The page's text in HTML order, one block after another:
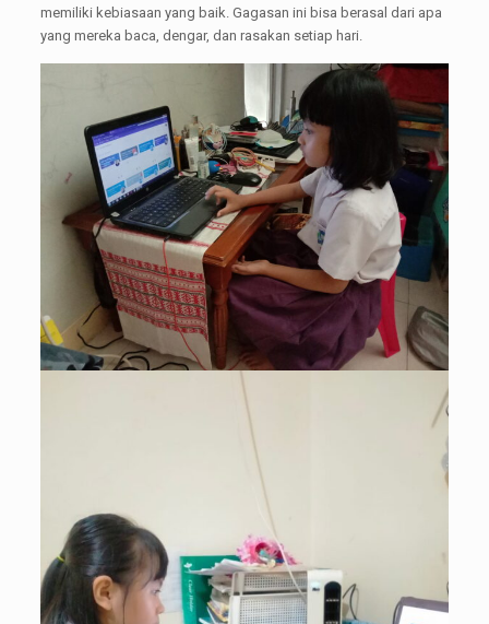
memiliki kebiasaan yang baik. Gagasan ini bisa berasal dari apa
yang mereka baca, dengar, dan rasakan setiap hari.